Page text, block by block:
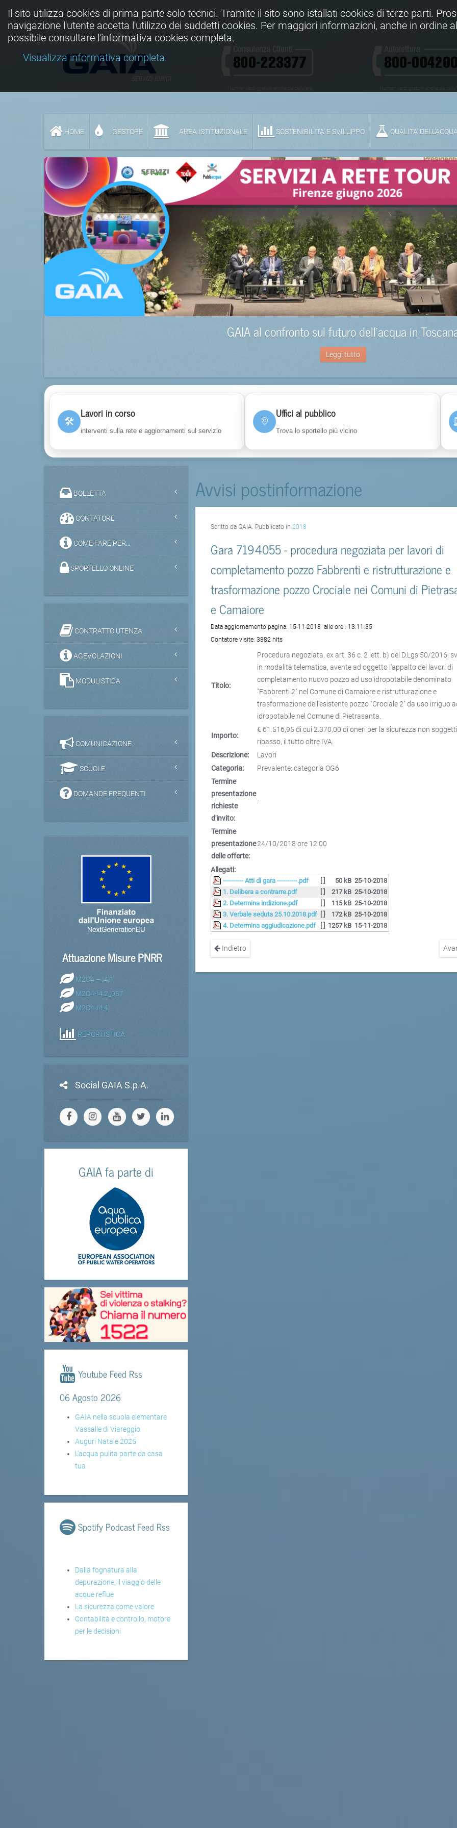
HOME GESTORE AREA ISTITUZIONALE SOSTENIBILITA' E SVILUPPO QUALITA’
GAIA al confronto sul futuro dell’acqua in
Leggi tutto
🛠
Lavori in corso
interventi sulla rete e aggiornamenti sul servizio
Uffici al pubblico
Trova lo sportello più vicino
Avvisi postinformazione
Scritto da GAIA. Pubblicato in2018
Gara 7194055 - procedura negoziata per lavori di
completamento pozzo Fabbrenti e ristrutturazione e
trasformazione pozzo Crociale nei Comuni di
e Camaiore
Data aggiornamento pagina: 15-11-2018 alle ore : 13:11:35
Contatore visite:3882 hits
Titolo:
Procedura negoziata, ex art. 36 c. 2 lett. b) del D.Lgs 50/2016,
in modalità telematica, avente ad oggetto l'appalto dei lavori di
completamento nuovo pozzo ad uso idropotabile denominato
"Fabbrenti 2" nel Comune di Camaiore e ristrutturazione e
trasformazione dell'esistente pozzo "Crociale 2" da uso irriguo
idropotabile nel Comune di Pietrasanta.
Importo:
€ 61.516,95 di cui 2.370,00 di oneri per la sicurezza non
ribasso, il tutto oltre IVA.
Descrizione:
Lavori
Categoria:
Prevalente: categoria OG6
Termine
presentazione
richieste
d'invito:
-
Termine
presentazione
delle offerte:
24/10/2018 ore 12:00
Allegati:
---------- Atti di gara ----------.pdf [ ] 50 kB 25-10-2018
1. Delibera a contrarre.pdf
[ ] 217 kB 25-10-2018
2. Determina indizione.pdf
[ ] 115 kB 25-10-2018
3. Verbale seduta 25.10.2018.pdf [ ] 172 kB 25-10-2018
4. Determina aggiudicazione.pdf
[ ] 1257 kB 15-11-2018
Indietro
BOLLETTA
CONTATORE
COME FARE PER...
SPORTELLO ONLINE
CONTRATTO UTENZA
AGEVOLAZIONI
MODULISTICA
COMUNICAZIONE
SCUOLE
DOMANDE FREQUENTI
Attuazione Misure PNRR
M2C4 – I4.1
M2C4-I4.2_057
M2C4-I4.4
REPORTISTICA
Social GAIA S.p.A.
GAIA fa parte di
Youtube Feed Rss
06 Agosto 2026
GAIA nella scuola elementare
Vassalle di Viareggio
Auguri Natale 2025
L'acqua pulita parte da casa
tua
Spotify Podcast Feed Rss
Dalla fognatura alla
depurazione, il viaggio delle
acque reflue
La sicurezza come valore
Contabilità e controllo, motore
per le decisioni
Il sito utilizza cookies di prima parte solo tecnici. Tramite il sito sono istallati cookies di terze parti.
navigazione l'utente accetta l'utilizzo dei suddetti cookies. Per maggiori informazioni, anche in ordine
possibile consultare l'informativa cookies completa.
Visualizza informativa completa.